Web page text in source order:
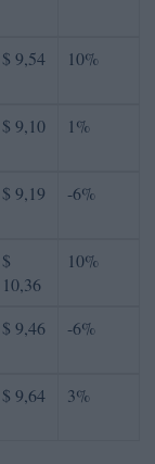
$ 9,54 10%
$ 9,10 1%
$ 9,19 -6%
$
10,36
10%
$ 9,46 -6%
$ 9,64 3%